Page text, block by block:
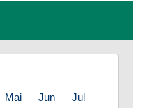
Mai Jun
Jul